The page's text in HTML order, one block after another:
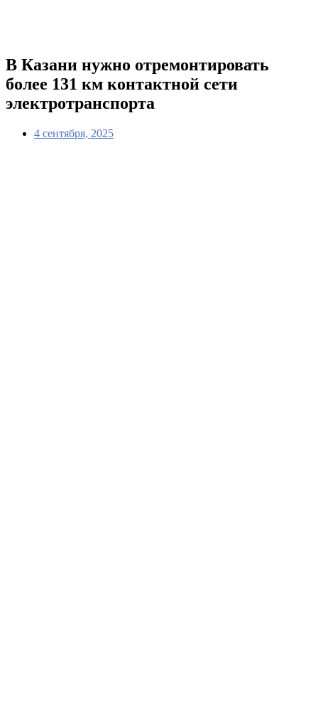
В Казани нужно отремонтировать
более 131 км контактной сети
электротранспорта
4 сентября, 2025